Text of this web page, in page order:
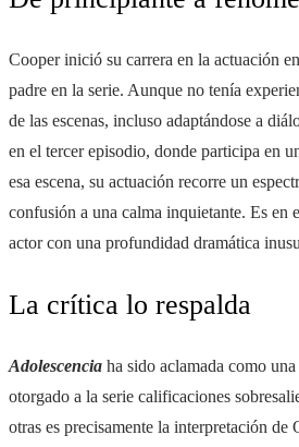
Cooper inició su carrera en la actuación
padre en la serie. Aunque no tenía
de las escenas, incluso adaptándose a
en el tercer episodio, donde participa en
esa escena, su actuación recorre un
confusión a una calma inquietante. Es en
actor con una profundidad dramática
La crítica lo respalda
Adolescencia ha sido aclamada como
otorgado a la serie calificaciones
otras es precisamente la interpretación